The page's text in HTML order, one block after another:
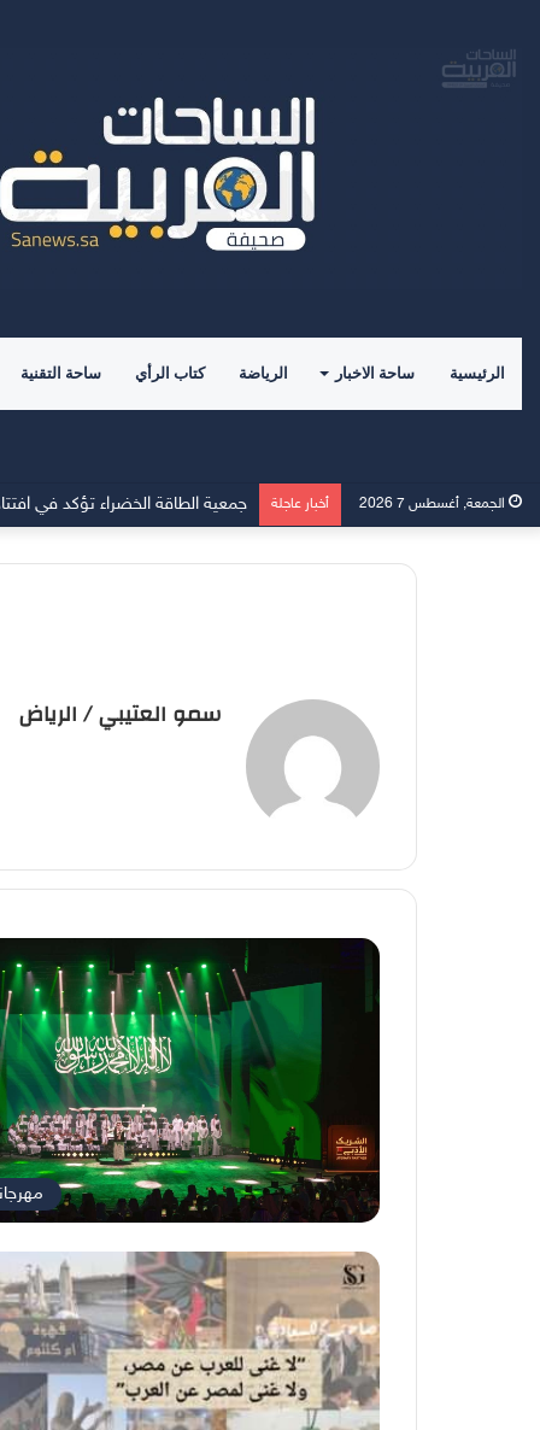
الرئيسية ساحة الاخبار الرياضة كتاب الرأي ساحة التقنية
الجمعة, أغسطس 7 2026 أخبار عاجلة الاتفاق النووي الأمريكي-السعودي
سمو العتيبي / الرياض